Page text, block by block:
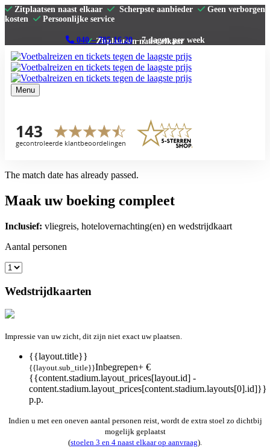
Zitplaatsen naast elkaar Scherpste aanbieder
Geen verborgen
kosten
Persoonlijke service
040 – 785 16 20– 7 dagen per week
Menu
La Liga
Serie A
Contact
The match date has already passed.
Maak uw boeking compleet
Inclusief: vliegreis, hotelovernachting(en) en wedstrijdkaart
Aantal personen
Wedstrijdkaarten
Impressie van uw zicht, dit zijn niet exact uw plaatsen.
{{layout.title}}
{{layout.sub_title}}Inbegrepen+ €
{{content.stadium.layout_prices[layout.id] -
content.stadium.layout_prices[content.stadium.layouts[0].id]}}
p.p.
Indien u met een oneven aantal personen reist, wordt de extra stoel zo dichtbij
mogelijk geplaatst
(stoelen 3 en 4 naast elkaar op aanvraag).